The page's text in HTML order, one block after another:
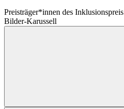
Preisträger*innen des Inklusionspreis
Bilder-Karussell